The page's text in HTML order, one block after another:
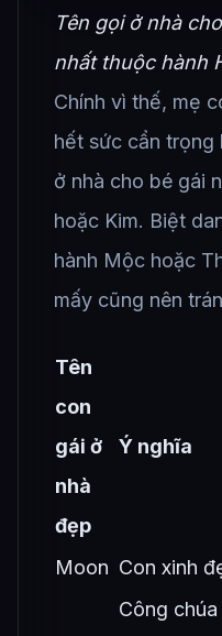
Tên gọi ở nhà
nhất thuộc hành
Chính vì thế, mẹ
hết sức cẩn trọng
ở nhà cho bé gái
hoặc Kim. Biệt
hành Mộc hoặc
mấy cũng nên
Tên
con
gái ở
nhà
đẹp
Ý nghĩa
Moon Con xinh
Công